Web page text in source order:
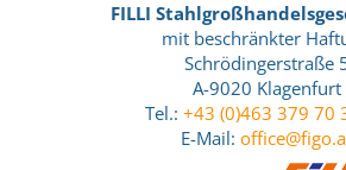
FILLI
mit beschränkter
Schrödingerstraße
A-9020 Klagenfurt
Tel.: +43 (0)463 379 70
E-Mail: